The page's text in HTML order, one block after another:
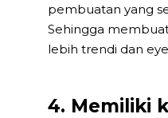
pembuatan yang
Sehingga
lebih trendi dan
4. Memiliki